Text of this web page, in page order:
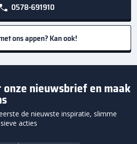
0578-691910
ons appen? Kan ook!
nieuwsbrief en maak
de nieuwste inspiratie, slimme
acties